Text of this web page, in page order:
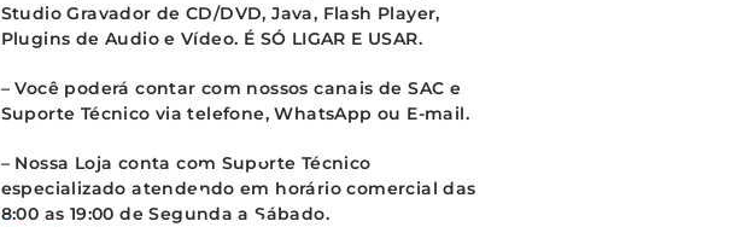
Studio Gravador de CD/DVD, Java, Flash Player,
Plugins de Audio e Vídeo. É SÓ LIGAR E USAR.
– Você poderá contar com nossos canais de SAC e
Suporte Técnico via telefone, WhatsApp ou E-mail.
– Nossa Loja conta com Suporte Técnico
especializado atendendo em horário comercial das
8:00 as 19:00 de Segunda a Sábado.